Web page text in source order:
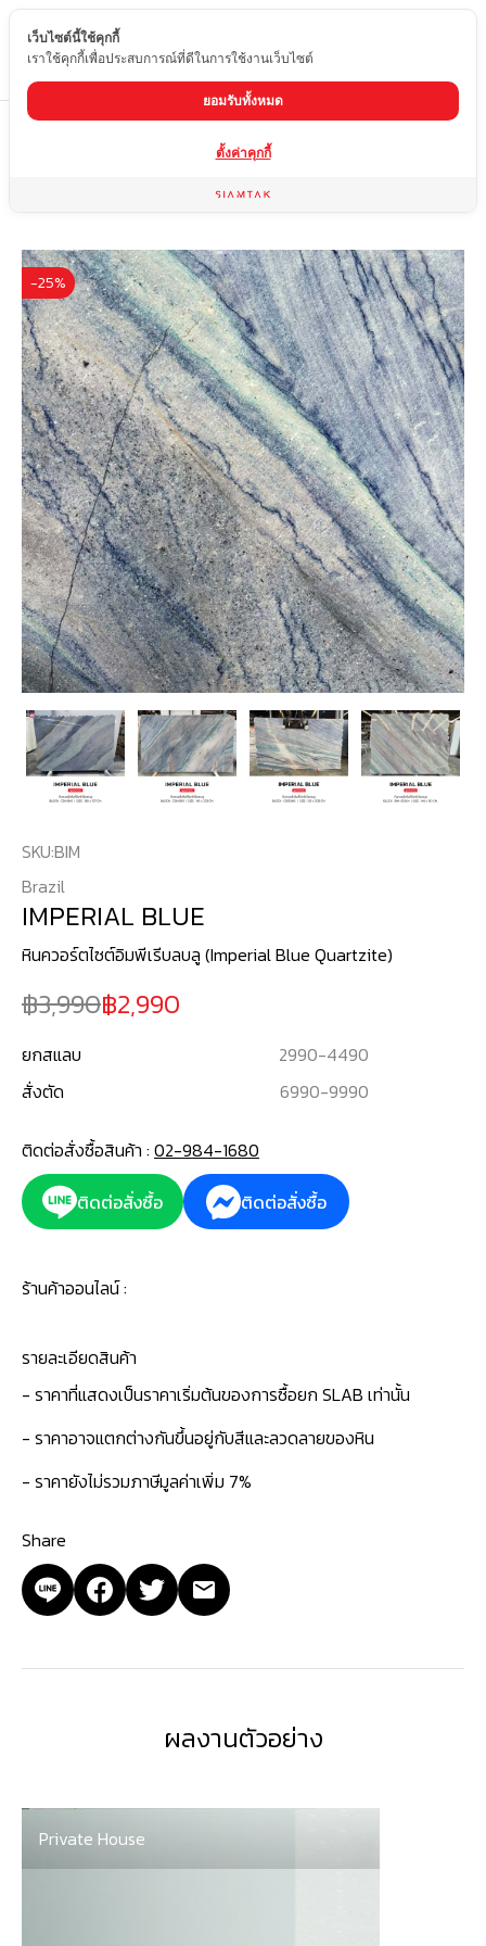
TH
หินควอร์ตไซต์
-25%
SKU:BIM
Brazil
IMPERIAL BLUE
หินควอร์ตไซต์อิมพีเรีบลบลู (Imperial Blue Quartzite)
3,990 2,990
ยกสแลบ 2990-4490
สั่งตัด
6990-9990
ติดต่อสั่งซื้อสินค้า : 02-984-1680
ติดต่อสั่งซื้อ
ติดต่อสั่งซื้อ
ร้านค้าออนไลน์ :
รายละเอียดสินค้า
- ราคาที่แสดงเป็นราคาเริ่มต้นของการซื้อยก SLAB เท่านั้น
- ราคาอาจแตกต่างกันขึ้นอยู่กับสีและลวดลายของหิน
- ราคายังไม่รวมภาษีมูลค่าเพิ่ม 7%
Share
ผลงานตัวอย่าง
Private House
เว็บไซต์นี้ใช้คุกกี้
เราใช้คุกกี้เพื่อประสบการณ์ที่ดีในการใช้งานเว็บไซต์
ยอมรับทั้งหมด
ตั้งค่าคุกกี้